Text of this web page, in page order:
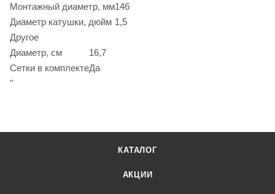
Монтажный диаметр, мм146
Диаметр катушки, дюйм 1,5
Другое
Диаметр, см
16,7
Сетки в комплектеДа
"
КАТАЛОГ
АКЦИИ